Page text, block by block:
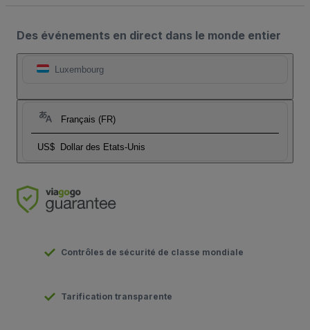
Des événements en direct dans le monde entier
Luxembourg
Français (FR)
US$ Dollar des Etats-Unis
Contrôles de sécurité de classe mondiale
Tarification transparente